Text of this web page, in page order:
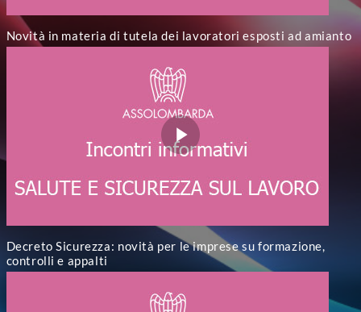
Novità in materia di tutela dei lavoratori esposti ad amianto
Decreto Sicurezza: novità per le imprese su formazione,
controlli e appalti